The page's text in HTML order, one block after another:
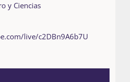
y Ciencias
live/c2DBn9A6b7U